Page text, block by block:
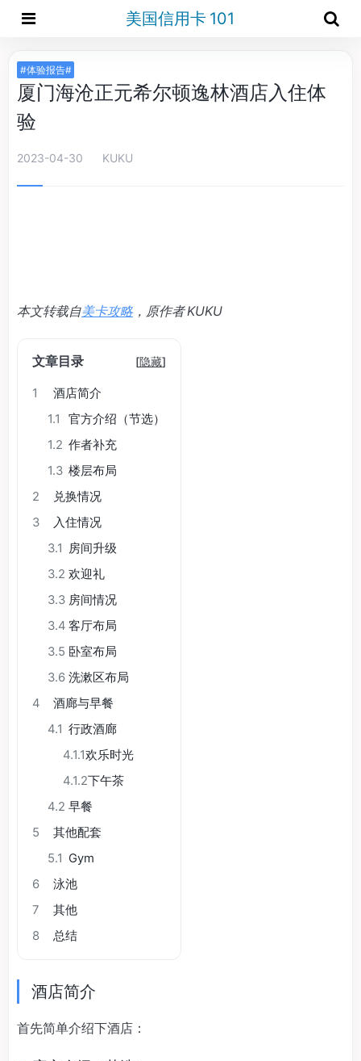
美国信用卡 101
#体验报告#
厦门海沧正元希尔顿逸林酒店入住体
验
2023-04-30 KUKU
本文转载自美卡攻略 ，原作者 KUKU
文章目录 [隐藏]
1
酒店简介
1.1
官方介绍（节选）
1.2 作者补充
1.3 楼层布局
2
兑换情况
3
入住情况
3.1 房间升级
3.2 欢迎礼
3.3 房间情况
3.4 客厅布局
3.5 卧室布局
3.6 洗漱区布局
4
酒廊与早餐
4.1 行政酒廊
4.1.1欢乐时光
4.1.2下午茶
4.2 早餐
5
其他配套
5.1 Gym
6
泳池
7
其他
8
总结
酒店简介
首先简单介绍下酒店：